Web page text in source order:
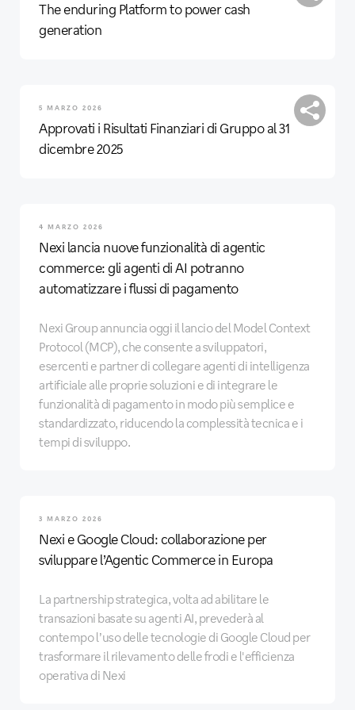
The enduring Platform to power cash
generation
5 MARZO 2026
Approvati i Risultati Finanziari di Gruppo al 31
dicembre 2025
4 MARZO 2026
Nexi lancia nuove funzionalità di agentic
commerce: gli agenti di AI potranno
automatizzare i flussi di pagamento
Nexi Group annuncia oggi il lancio del Model Context
Protocol (MCP), che consente a sviluppatori,
esercenti e partner di collegare agenti di intelligenza
artificiale alle proprie soluzioni e di integrare le
funzionalità di pagamento in modo più semplice e
standardizzato, riducendo la complessità tecnica e i
tempi di sviluppo.
3 MARZO 2026
Nexi e Google Cloud: collaborazione per
sviluppare l’Agentic Commerce in Europa
La partnership strategica, volta ad abilitare le
transazioni basate su agenti AI, prevederà al
contempo l’uso delle tecnologie di Google Cloud per
trasformare il rilevamento delle frodi e l'efficienza
operativa di Nexi